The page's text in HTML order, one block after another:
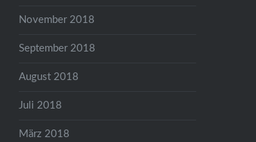
November 2018
September 2018
August 2018
Juli 2018
März 2018